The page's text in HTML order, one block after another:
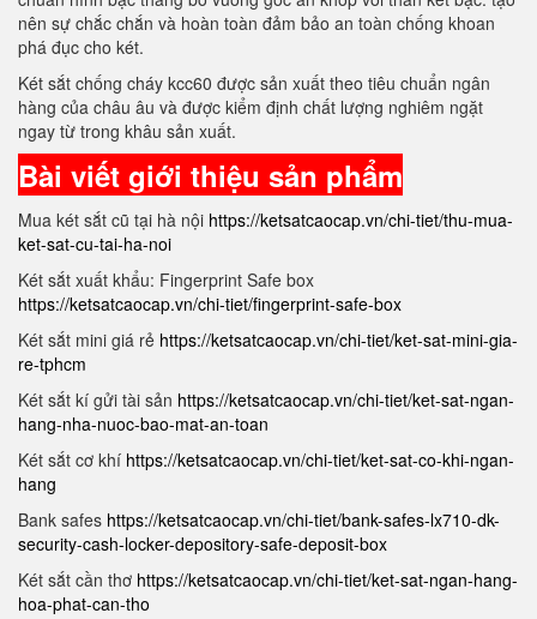
nên sự chắc chắn và hoàn toàn đảm bảo an toàn chống khoan
phá đục cho két.
Két sắt chống cháy kcc60 được sản xuất theo tiêu chuẩn ngân
hàng của châu âu và được kiểm định chất lượng nghiêm ngặt
ngay từ trong khâu sản xuất.
Bài viết giới thiệu sản phẩm
Mua két sắt cũ tại hà nội https://ketsatcaocap.vn/chi-tiet/thu-mua-
ket-sat-cu-tai-ha-noi
Két sắt xuất khẩu: Fingerprint Safe box
https://ketsatcaocap.vn/chi-tiet/fingerprint-safe-box
Két sắt mini giá rẻ https://ketsatcaocap.vn/chi-tiet/ket-sat-mini-gia-
re-tphcm
Két sắt kí gửi tài sản https://ketsatcaocap.vn/chi-tiet/ket-sat-ngan-
hang-nha-nuoc-bao-mat-an-toan
Két sắt cơ khí https://ketsatcaocap.vn/chi-tiet/ket-sat-co-khi-ngan-
hang
Bank safes https://ketsatcaocap.vn/chi-tiet/bank-safes-lx710-dk-
security-cash-locker-depository-safe-deposit-box
Két sắt cần thơ https://ketsatcaocap.vn/chi-tiet/ket-sat-ngan-hang-
hoa-phat-can-tho